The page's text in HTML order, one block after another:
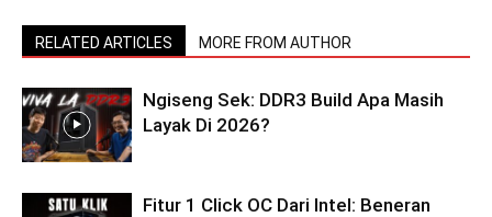
RELATED ARTICLES MORE FROM AUTHOR
Ngiseng Sek: DDR3 Build Apa Masih
Layak Di 2026?
Fitur 1 Click OC Dari Intel: Beneran